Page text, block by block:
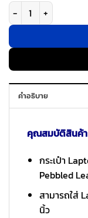
จำนวน GRAMS(28) รุ่
คำอธิบาย
คุณสมบัติสินค้า
กระเป๋า
Pebbled
สามารถใส่
นิ้ว